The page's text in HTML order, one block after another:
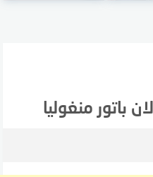
باتور منغوليا